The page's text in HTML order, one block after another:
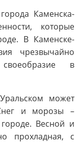
Каменска-
которые
В Каменске-
чрезвычайно
в
может
и морозы –
Весной и
прохладная, с